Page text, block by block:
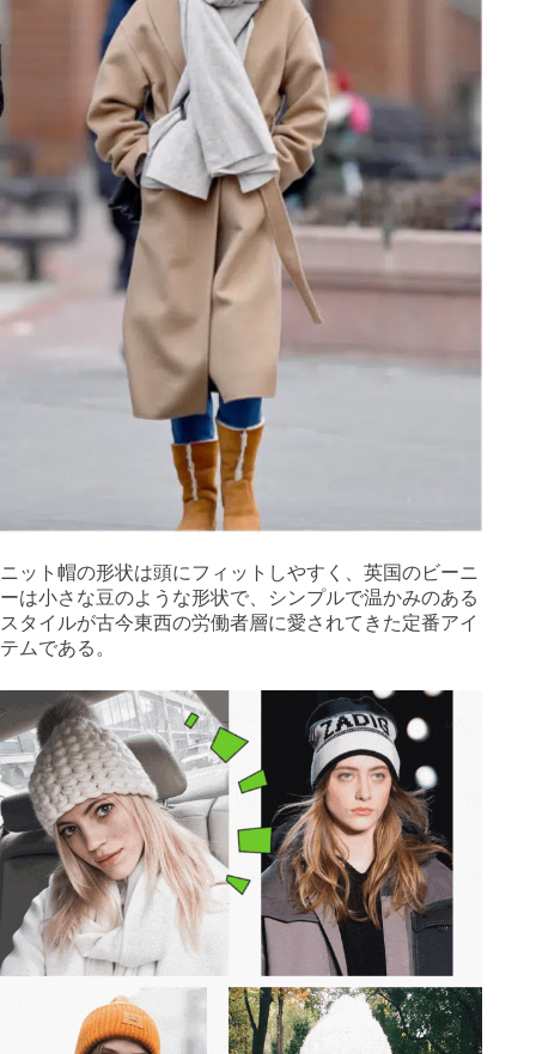
ニット帽の形状は頭にフィットしやすく、英国のビーニ
ーは小さな豆のような形状で、シンプルで温かみのある
スタイルが古今東西の労働者層に愛されてきた定番アイ
テムである。